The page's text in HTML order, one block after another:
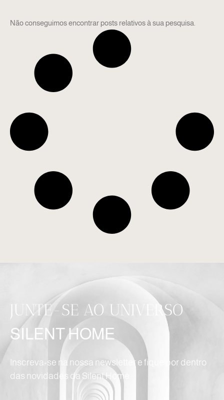
Não conseguimos encontrar posts relativos à sua pesquisa.
JUNTE-SE AO UNIVERSO
SILENT HOME
Inscreva-se na nossa newsletter e fique por dentro
das novidades da Silent Home.